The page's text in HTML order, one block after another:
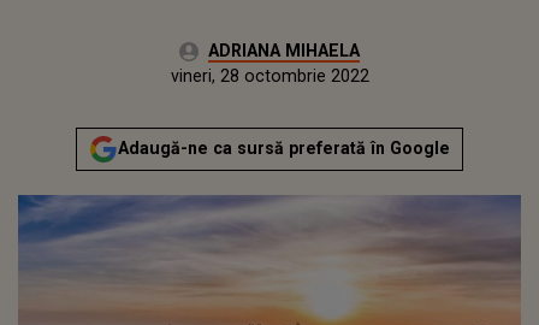
Autor:ADRIANA MIHAELA
joi, 28 octombrie 2021Actualizat:
vineri, 28 octombrie 2022
Adaugă-ne ca sursă preferată în Google